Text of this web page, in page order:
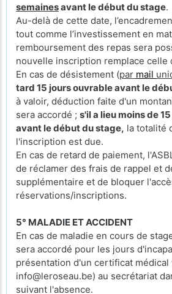
semainesavant le début du stage.
Au-delà de cette date,
tout comme l’investissement en
remboursement des repas sera
nouvelle inscription remplace celle
En cas de désistement (par mail
tard 15 jours ouvrable avant le
à valoir, déduction faite d'un
sera accordé ; s'il a lieu moins de
avant le début du stage, la totalité
l'inscription est due.
En cas de retard de paiement,
de réclamer des frais de rappel et
supplémentaire et de bloquer
réservations/inscriptions.
5° MALADIE ET ACCIDENT
En cas de maladie en cours de
sera accordé pour les jours
présentation d'un certificat médical
info@leroseau.be) au secrétariat
suivant l'absence.